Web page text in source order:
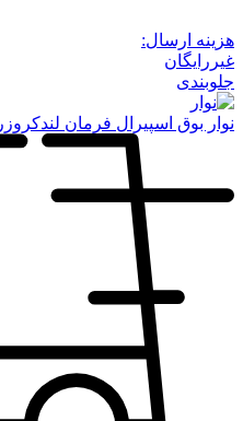
هزینه ارسال:
غیررایگان
جلوبندی
نوار بوق اسپیرال فرمان لندکروزر